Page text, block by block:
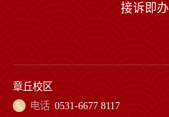
接诉即办
章丘校区
电话 0531-6677 8117